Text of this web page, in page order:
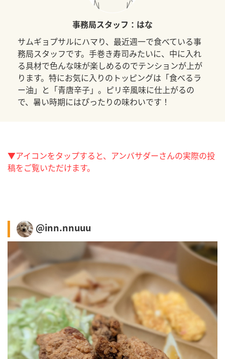
事務局スタッフ：はな
サムギョプサルにハマり、最近週一で食べている事
務局スタッフです。手巻き寿司みたいに、中に入れ
る具材で色んな味が楽しめるのでテンションが上が
ります。特にお気に入りのトッピングは「食べるラ
ー油」と「青唐辛子」。ピリ辛風味に仕上がるの
で、暑い時期にはぴったりの味わいです！
▼アイコンをタップすると、アンバサダーさんの実際の投
稿をご覧いただけます。
@inn.nnuuu